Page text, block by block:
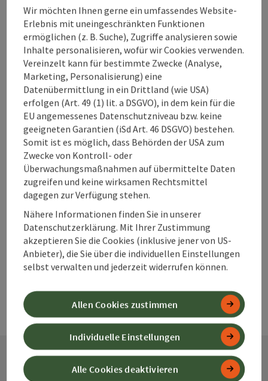
Eignung
Barrierefreiheit
Beitrag merken
zum Merkzettel
PDF erstellen
Beitrag drucken
In der Nähe
powered byTOURDATA Änderung vorschlagen
Wir möchten Ihnen gerne ein umfassendes Website-
Erlebnis mit uneingeschränkten Funktionen
ermöglichen (z. B. Suche), Zugriffe analysieren sowie
Inhalte personalisieren, wofür wir Cookies verwenden.
Vereinzelt kann für bestimmte Zwecke (Analyse,
Marketing, Personalisierung) eine
Datenübermittlung in ein Drittland (wie USA)
erfolgen (Art. 49 (1) lit. a DSGVO), in dem kein für die
EU angemessenes Datenschutzniveau bzw. keine
geeigneten Garantien (iSd Art. 46 DSGVO) bestehen.
Somit ist es möglich, dass Behörden der USA zum
Zwecke von Kontroll- oder
Überwachungsmaßnahmen auf übermittelte Daten
zugreifen und keine wirksamen Rechtsmittel
dagegen zur Verfügung stehen.
Nähere Informationen finden Sie in unserer
Datenschutzerklärung. Mit Ihrer Zustimmung
akzeptieren Sie die Cookies (inklusive jener von US-
Anbieter), die Sie über die individuellen Einstellungen
selbst verwalten und jederzeit widerrufen können.
Alle Cookies deaktivieren
Individuelle Einstellungen
Allen Cookies zustimmen